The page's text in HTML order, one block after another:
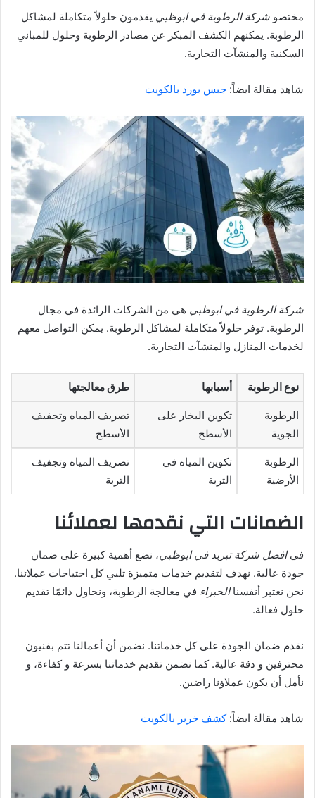
مختصو شركة الرطوبة في ابوظبي يقدمون حلولاً متكاملة لمشاكل
الرطوبة. يمكنهم الكشف المبكر عن مصادر الرطوبة وحلول للمباني
السكنية والمنشآت التجارية.
شاهد مقالة ايضاً: جبس بورد بالكويت
شركة الرطوبة في ابوظبي هي من الشركات الرائدة في مجال
الرطوبة. توفر حلولاً متكاملة لمشاكل الرطوبة. يمكن التواصل معهم
لخدمات المنازل والمنشآت التجارية.
نوع الرطوبة أسبابها طرق معالجتها
الرطوبة
الجوية
تكوين البخار على
الأسطح
تصريف المياه وتجفيف
الأسطح
الرطوبة
الأرضية
تكوين المياه في
التربة
تصريف المياه وتجفيف
التربة
الضمانات التي نقدمها لعملائنا
فيافضل شركة تبريد في ابوظبي، نضع أهمية كبيرة على ضمان
جودة عالية. نهدف لتقديم خدمات متميزة تلبي كل احتياجات عملائنا.
نحن نعتبر أنفسناالخبراء في معالجة الرطوبة، ونحاول دائمًا تقديم
حلول فعالة.
نقدم ضمان الجودة على كل خدماتنا. نضمن أن أعمالنا تتم بفنيون
محترفين و دقة عالية. كما نضمن تقديم خدماتنا بسرعة و كفاءة، و
نأمل أن يكون عملاؤنا راضين.
شاهد مقالة ايضاً:كشف خرير بالكويت